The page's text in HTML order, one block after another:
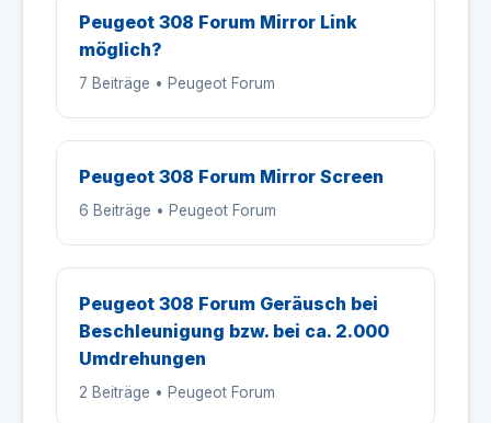
Peugeot 308 Forum Mirror Link
möglich?
7 Beiträge • Peugeot Forum
Peugeot 308 Forum Mirror Screen
6 Beiträge • Peugeot Forum
Peugeot 308 Forum Geräusch bei
Beschleunigung bzw. bei ca. 2.000
Umdrehungen
2 Beiträge • Peugeot Forum